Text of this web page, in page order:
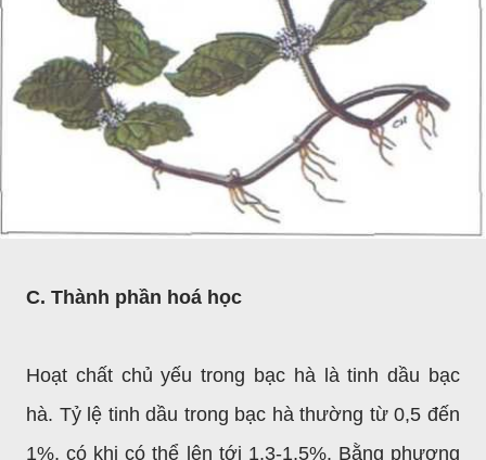
C. Thành phần hoá học
Hoạt chất chủ yếu trong bạc hà là tinh dầu bạc
hà. Tỷ lệ tinh dầu trong bạc hà thường từ 0,5 đến
1%, có khi có thể lên tới 1,3-1,5%. Bằng phương